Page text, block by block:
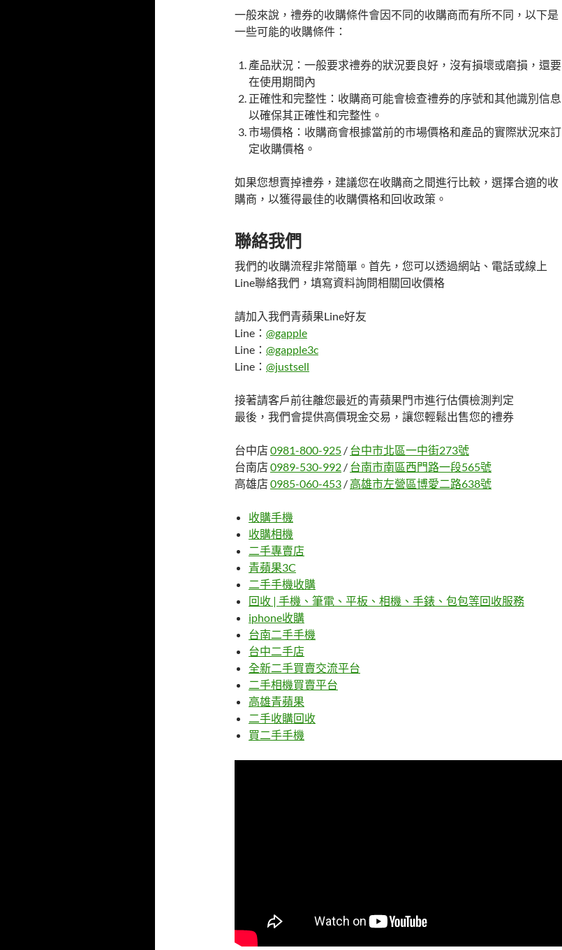
一般來說，禮券的收購條件會因不同的收購商而有所不同，以下是
一些可能的收購條件：
產品狀況：一般要求禮券的狀況要良好，沒有損壞或磨損，還要
在使用期間內
正確性和完整性：收購商可能會檢查禮券的序號和其他識別信息
以確保其正確性和完整性。
市場價格：收購商會根據當前的市場價格和產品的實際狀況來訂
定收購價格。
如果您想賣掉禮券，建議您在收購商之間進行比較，選擇合適的收
購商，以獲得最佳的收購價格和回收政策。
聯絡我們
我們的收購流程非常簡單。首先，您可以透過網站、電話或線上
Line聯絡我們，填寫資料詢問相關回收價格
請加入我們青蘋果Line好友
Line： @gapple
Line： @gapple3c
Line： @justsell
接著請客戶前往離您最近的青蘋果門市進行估價檢測判定
最後，我們會提供高價現金交易，讓您輕鬆出售您的禮券
台中店 0981-800-925 / 台中市北區一中街273號
台南店 0989-530-992 / 台南市南區西門路一段565號
高雄店 0985-060-453 / 高雄市左營區博愛二路638號
收購手機
收購相機
二手專賣店
青蘋果3C
二手手機收購
回收 | 手機、筆電、平板、相機、手錶、包包等回收服務
iphone收購
台南二手手機
台中二手店
全新二手買賣交流平台
二手相機買賣平台
高雄青蘋果
二手收購回收
買二手手機